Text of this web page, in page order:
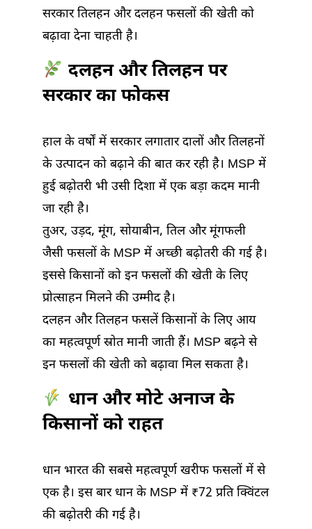
सरकार तिलहन और दलहन फसलों की खेती को
बढ़ावा देना चाहती है।
दलहन और तिलहन पर
सरकार का फोकस
हाल के वर्षों में सरकार लगातार दालों और तिलहनों
के उत्पादन को बढ़ाने की बात कर रही है। MSP में
हुई बढ़ोतरी भी उसी दिशा में एक बड़ा कदम मानी
जा रही है।
तुअर, उड़द, मूंग, सोयाबीन, तिल और मूंगफली
जैसी फसलों के MSP में अच्छी बढ़ोतरी की गई है।
इससे किसानों को इन फसलों की खेती के लिए
प्रोत्साहन मिलने की उम्मीद है।
दलहन और तिलहन फसलें किसानों के लिए आय
का महत्वपूर्ण स्रोत मानी जाती हैं। MSP बढ़ने से
इन फसलों की खेती को बढ़ावा मिल सकता है।
धान और मोटे अनाज के
किसानों को राहत
धान भारत की सबसे महत्वपूर्ण खरीफ फसलों में से
एक है। इस बार धान के MSP में ₹72 प्रति क्विंटल
की बढ़ोतरी की गई है।